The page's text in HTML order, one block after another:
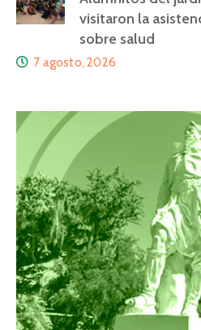
visitaron la
sobre salud
7 agosto, 2026